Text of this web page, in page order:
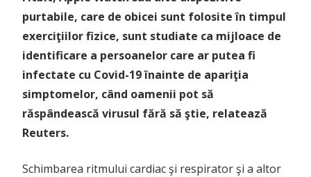
purtabile, care de obicei sunt folosite în timpul
exerciţiilor fizice, sunt studiate ca mijloace de
identificare a persoanelor care ar putea fi
infectate cu Covid-19 înainte de apariţia
simptomelor, când oamenii pot să
răspândească virusul fără să ştie, relatează
Reuters.
Schimbarea ritmului cardiac şi respirator şi a altor